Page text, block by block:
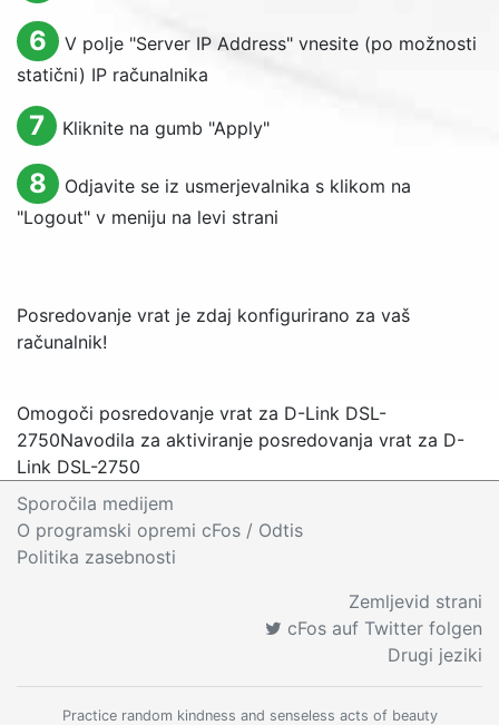
6 V polje "Server IP Address" vnesite (po možnosti
statični) IP računalnika
7 Kliknite na gumb "Apply"
8
Odjavite se iz usmerjevalnika s klikom na
"Logout" v meniju na levi strani
Posredovanje vrat je zdaj konfigurirano za vaš
računalnik!
Omogoči posredovanje vrat za D-Link DSL-
2750Navodila za aktiviranje posredovanja vrat za D-
Link DSL-2750
Sporočila medijem
O programski opremi cFos / Odtis
Politika zasebnosti
Zemljevid strani
cFos auf Twitter folgen
Drugi jeziki
Practice random kindness and senseless acts of beauty